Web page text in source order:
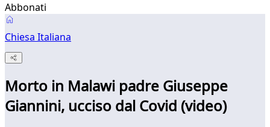
Abbonati
Chiesa Italiana
Morto in Malawi padre Giuseppe
Giannini, ucciso dal Covid (video)